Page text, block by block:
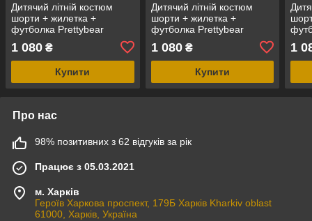
Дитячий літній костюм
шорти + жилетка +
футболка Prettybear
1 080 ₴
Купити
Дитячий літній костюм
шорти + жилетка +
футболка Prettybear
1 080₴
Купити
1
Про нас
98% позитивних з 62 відгуків за рік
Працює з 05.03.2021
м. Харків
Героїв Харкова проспект, 179Б Харків Kharkiv oblast
61000, Харків, Україна